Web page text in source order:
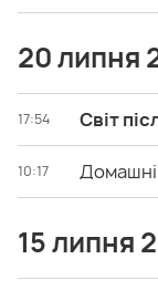
20 липня
17:54 Світ
10:17
15 липня